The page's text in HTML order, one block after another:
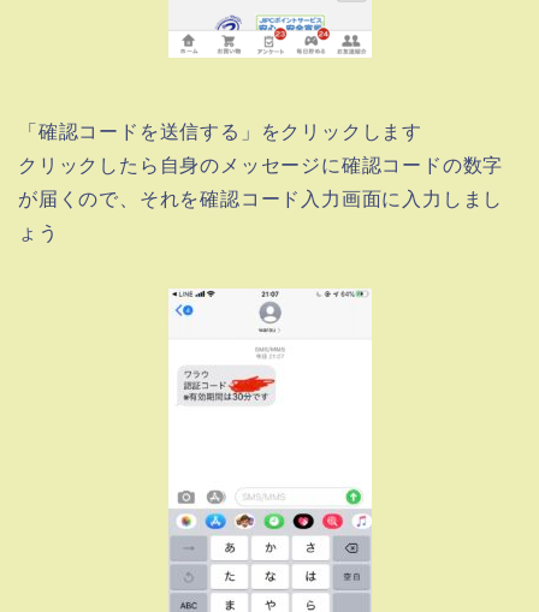
「確認コードを送信する」をクリックします
クリックしたら自身のメッセージに確認コードの数字
が届くので、それを確認コード入力画面に入力しまし
ょう